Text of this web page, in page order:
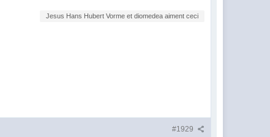
Jesus Hans Hubert Vorme et diomedea aiment ceci
#1929